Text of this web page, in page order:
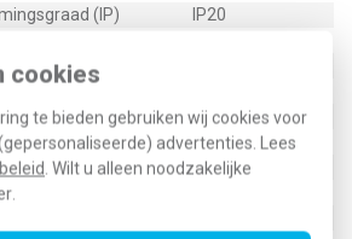
cookies
te bieden gebruiken wij cookies voor
advertenties. Lees
. Wilt u alleen noodzakelijke
.
(IP)
IP20
6230-10-884